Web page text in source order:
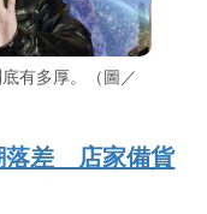
有多厚。（圖／
落差 店家備貨